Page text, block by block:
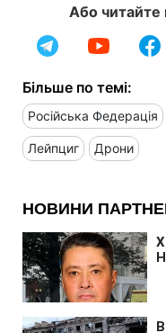
Або читайте
Більше по темі:
Російська Федерація
Лейпциг Дрони